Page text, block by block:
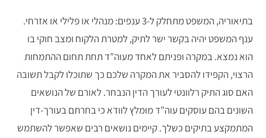
בתיאוריה, המשפט מתחלק ל-3 ענפים: מנהלי או פלילי או אזרחי.
ענף המשפט יהיה בקשר ישר לתיק, למטרת הלקוח ומצב חוקי בו
הוא נמצא. במקרה ופניתם לאחד מעוה”ד תחת תחום ההתמחות
הרצוי, הקפידו להסביר את המקרה שלכם כך שתוכלו לקבל תשובה
האם סוג התיק רלוונטי לעורך הדין הנבחר. לאורם של הנושאים
השונים בהם עוסקים עוה”ד מומלץ לוודא כי בחרתם בעורך-דין
המתמקצע בתיקים כשלך. קיימים נושאים רבים שאפשר להשתמש